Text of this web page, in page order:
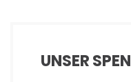
UNSER